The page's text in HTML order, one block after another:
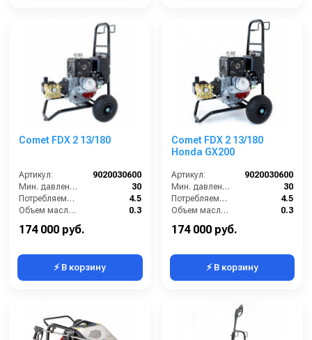
Comet FDX 2 13/180
Артикул:
9020030600
Мин. давление (бар):
30
Потребляемая мощность (Вт):
4.5
Объем масла для насоса (л):
0.3
174 000 руб.
⚡ В корзину
Comet FDX 2 13/180
Honda GX200
Артикул:
9020030600
Мин. давление (бар):
30
Потребляемая мощность (Вт):
4.5
Объем масла для насоса (л):
0.3
174 000 руб.
⚡ В корзину